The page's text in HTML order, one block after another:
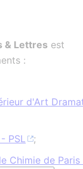
& Lettres est
:
d'Art
PSL
;
Chimie de Paris